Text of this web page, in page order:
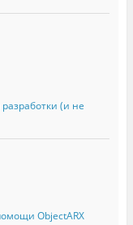
(и не
ObjectARX